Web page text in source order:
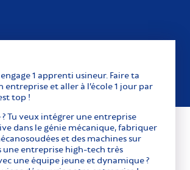
engage 1 apprenti usineur. Faire ta
et aller à l’école 1 jour par
top !
? Tu veux intégrer une entreprise
dans le génie mécanique, fabriquer
et des machines sur
une entreprise high-tech très
une équipe jeune et dynamique ?